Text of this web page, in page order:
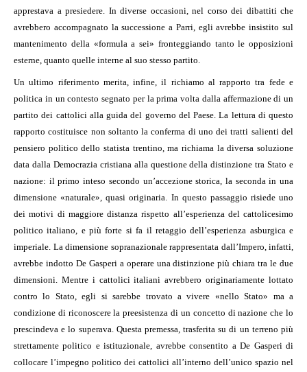
apprestava a presiedere. In diverse occasioni, nel corso dei dibattiti che
avrebbero accompagnato la successione a Parri, egli avrebbe insistito sul
mantenimento della «formula a sei» fronteggiando tanto le opposizioni
esterne, quanto quelle interne al suo stesso partito.
Un ultimo riferimento merita, infine, il richiamo al rapporto tra fede e
politica in un contesto segnato per la prima volta dalla affermazione di un
partito dei cattolici alla guida del governo del Paese. La lettura di questo
rapporto costituisce non soltanto la conferma di uno dei tratti salienti del
pensiero politico dello statista trentino, ma richiama la diversa soluzione
data dalla Democrazia cristiana alla questione della distinzione tra Stato e
nazione: il primo inteso secondo un’accezione storica, la seconda in una
dimensione «naturale», quasi originaria. In questo passaggio risiede uno
dei motivi di maggiore distanza rispetto all’esperienza del cattolicesimo
politico italiano, e più forte si fa il retaggio dell’esperienza asburgica e
imperiale. La dimensione sopranazionale rappresentata dall’Impero, infatti,
avrebbe indotto De Gasperi a operare una distinzione più chiara tra le due
dimensioni. Mentre i cattolici italiani avrebbero originariamente lottato
contro lo Stato, egli si sarebbe trovato a vivere «nello Stato» ma a
condizione di riconoscere la preesistenza di un concetto di nazione che lo
prescindeva e lo superava. Questa premessa, trasferita su di un terreno più
strettamente politico e istituzionale, avrebbe consentito a De Gasperi di
collocare l’impegno politico dei cattolici all’interno dell’unico spazio nel